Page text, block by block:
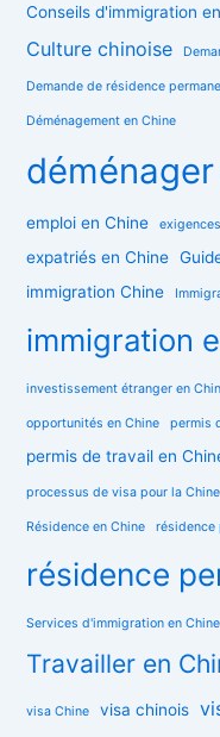
Conseils d'immigration
Culture chinoise
Demande de résidence
Déménagement en Chine
emploi en Chine
expatriés en Chine
immigration Chine
immigration
investissement étranger en
opportunités en Chine permis
permis de travail en
processus de visa pour la Chine
Résidence en Chine résidence
résidence
Services d'immigration en Chine
Travailler en
visa Chine visa chinois